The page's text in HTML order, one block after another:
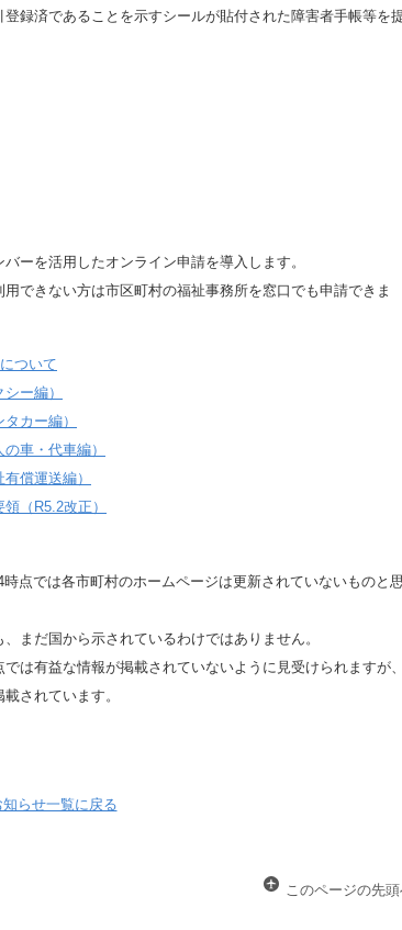
録済であることを示すシールが貼付された障害者手帳等を
ーを活用したオンライン申請を導入します。
できない方は市区町村の福祉事務所を窓口でも申請できま
ついて
ー編）
カー編）
車・代車編）
償運送編）
（R5.2改正）
点では各市町村のホームページは更新されていないものと
まだ国から示されているわけではありません。
は有益な情報が掲載されていないように見受けられますが
されています。
らせ一覧に戻る
このページの先